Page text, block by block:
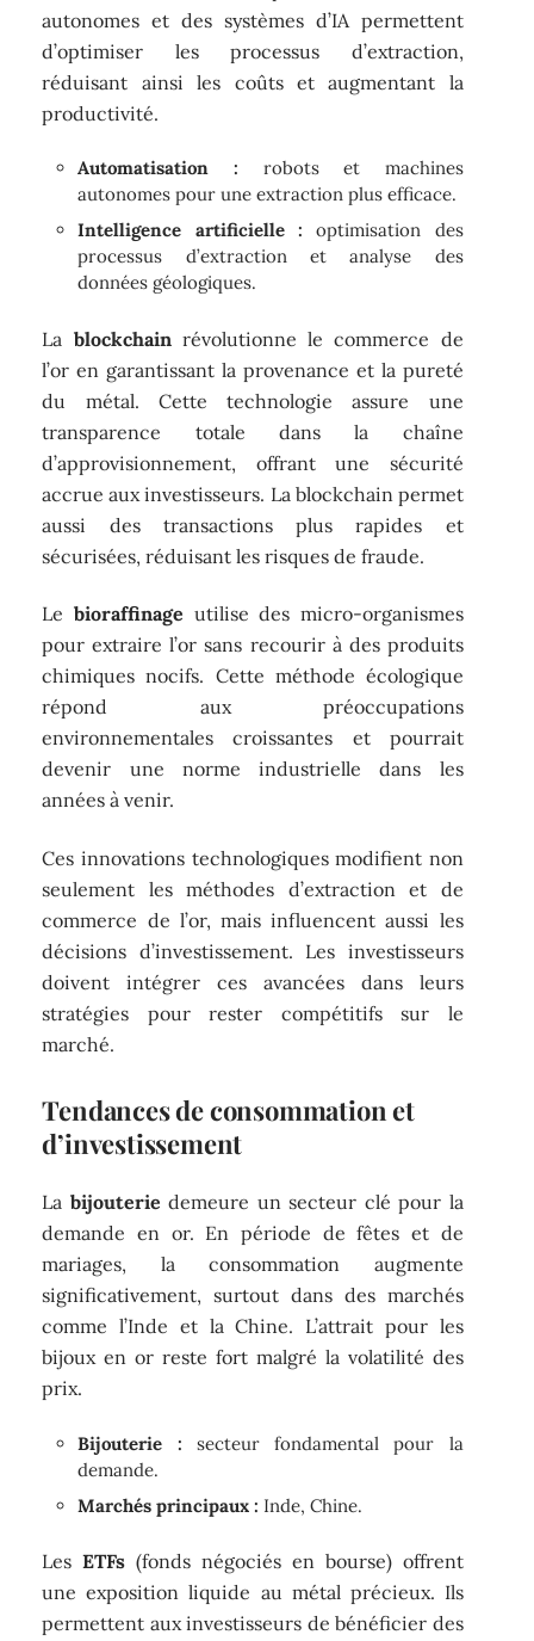
autonomes et des systèmes d’IA permettent
d’optimiser les processus d’extraction,
réduisant ainsi les coûts et augmentant la
productivité.
Automatisation : robots et machines
autonomes pour une extraction plus efficace.
Intelligence artificielle : optimisation des
processus d’extraction et analyse des
données géologiques.
La blockchainrévolutionne le commerce de
l’or en garantissant la provenance et la pureté
du métal. Cette technologie assure une
transparence totale dans la chaîne
d’approvisionnement, offrant une sécurité
accrue aux investisseurs. La blockchain permet
aussi des transactions plus rapides et
sécurisées, réduisant les risques de fraude.
Le bioraffinage utilise des micro-organismes
pour extraire l’or sans recourir à des produits
chimiques nocifs. Cette méthode écologique
répond aux préoccupations
environnementales croissantes et pourrait
devenir une norme industrielle dans les
années à venir.
Ces innovations technologiques modifient non
seulement les méthodes d’extraction et de
commerce de l’or, mais influencent aussi les
décisions d’investissement. Les investisseurs
doivent intégrer ces avancées dans leurs
stratégies pour rester compétitifs sur le
marché.
Tendances de consommation et
d’investissement
La bijouterie demeure un secteur clé pour la
demande en or. En période de fêtes et de
mariages, la consommation augmente
significativement, surtout dans des marchés
comme l’Inde et la Chine. L’attrait pour les
bijoux en or reste fort malgré la volatilité des
prix.
Bijouterie : secteur fondamental pour la
demande.
Marchés principaux : Inde, Chine.
LesETFs (fonds négociés en bourse) offrent
une exposition liquide au métal précieux. Ils
permettent aux investisseurs de bénéficier des